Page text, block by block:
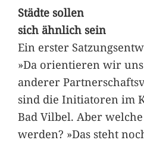
Städte sollen
sich ähnlich sein
Ein erster
»Da orientieren wir
anderer
sind die Initiatoren im
Bad Vilbel. Aber
werden? »Das steht